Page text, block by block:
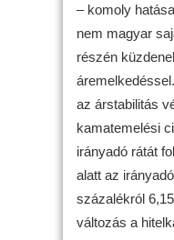
– komoly
nem magyar
részén
az árstabilitás
kamatemelési
irányadó rátát
alatt az
százalékról
változás a